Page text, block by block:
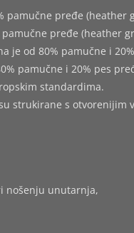
pređe (heather
pređe (heather
je od 80% pamučne i
pamučne i 20% pes
standardima.
strukirane s otvorenijim
nošenju unutarnja,